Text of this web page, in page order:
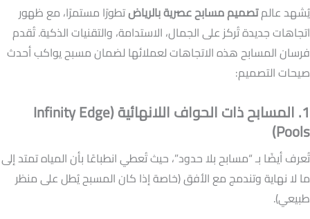
يُشهد عالمتصميم مسابح عصرية بالرياضتطورًا مستمرًا، مع ظهور
اتجاهات جديدة تُركز على الجمال، الاستدامة، والتقنيات الذكية. تُقدم
فرسان المسابح هذه الاتجاهات لعملائها لضمان مسبح يواكب أحدث
صيحات التصميم:
1. المسابح ذات الحواف اللانهائية (Infinity Edge
Pools)
تُعرف أيضًا بـ “مسابح بلا حدود”، حيث تُعطي انطباعًا بأن المياه تمتد إلى
ما لا نهاية وتندمج مع الأفق (خاصة إذا كان المسبح يُطل على منظر
طبيعي).